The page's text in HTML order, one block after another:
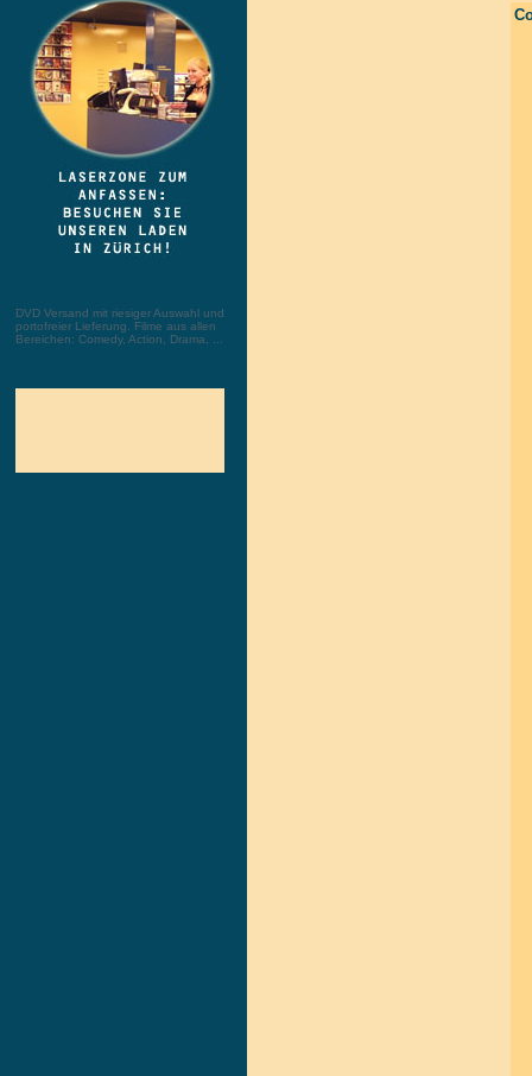
DVD Versand mit riesiger Auswahl und
portofreier Lieferung. Filme aus allen
Bereichen: Comedy, Action, Drama, ...